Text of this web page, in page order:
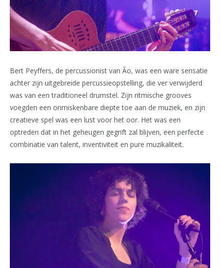
Bert Peyffers, de percussionist van Ão, was een ware sensatie
achter zijn uitgebreide percussieopstelling, die ver verwijderd
was van een traditioneel drumstel. Zijn ritmische grooves
voegden een onmiskenbare diepte toe aan de muziek, en zijn
creatieve spel was een lust voor het oor. Het was een
optreden dat in het geheugen gegrift zal blijven, een perfecte
combinatie van talent, inventiviteit en pure muzikaliteit.